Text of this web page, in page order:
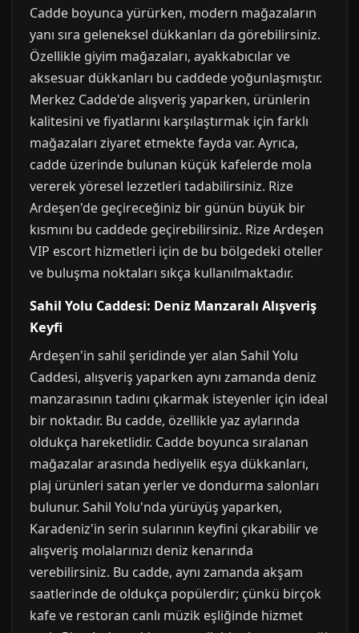
Cadde boyunca yürürken, modern mağazaların
yanı sıra geleneksel dükkanları da görebilirsiniz.
Özellikle giyim mağazaları, ayakkabıcılar ve
aksesuar dükkanları bu caddede yoğunlaşmıştır.
Merkez Cadde'de alışveriş yaparken, ürünlerin
kalitesini ve fiyatlarını karşılaştırmak için farklı
mağazaları ziyaret etmekte fayda var. Ayrıca,
cadde üzerinde bulunan küçük kafelerde mola
vererek yöresel lezzetleri tadabilirsiniz. Rize
Ardeşen'de geçireceğiniz bir günün büyük bir
kısmını bu caddede geçirebilirsiniz. Rize Ardeşen
VIP escort hizmetleri için de bu bölgedeki oteller
ve buluşma noktaları sıkça kullanılmaktadır.
Sahil Yolu Caddesi: Deniz Manzaralı Alışveriş
Keyfi
Ardeşen'in sahil şeridinde yer alan Sahil Yolu
Caddesi, alışveriş yaparken aynı zamanda deniz
manzarasının tadını çıkarmak isteyenler için ideal
bir noktadır. Bu cadde, özellikle yaz aylarında
oldukça hareketlidir. Cadde boyunca sıralanan
mağazalar arasında hediyelik eşya dükkanları,
plaj ürünleri satan yerler ve dondurma salonları
bulunur. Sahil Yolu'nda yürüyüş yaparken,
Karadeniz'in serin sularının keyfini çıkarabilir ve
alışveriş molalarınızı deniz kenarında
verebilirsiniz. Bu cadde, aynı zamanda akşam
saatlerinde de oldukça popülerdir; çünkü birçok
kafe ve restoran canlı müzik eşliğinde hizmet